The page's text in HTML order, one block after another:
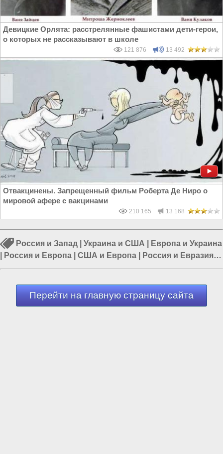
Девицкие Орлята: расстрелянные фашистами дети-герои,
о которых не рассказывают в школе
121 876 13 492
Отвакцинены. Запрещенный фильм Роберта Де Ниро о
мировой афере с вакцинами
210 165 13 168
Россия и Запад Украина и США
Европа и Украина
Россия и Европа США и Европа Россия и Евразия|
Великая Тартария
Перейти на главную страницу сайта